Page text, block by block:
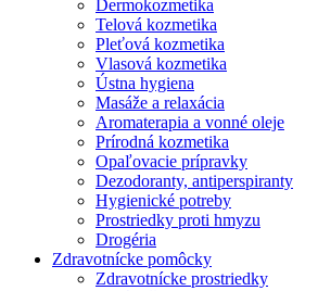
Dermokozmetika
Telová kozmetika
Pleťová kozmetika
Vlasová kozmetika
Ústna hygiena
Masáže a relaxácia
Aromaterapia a vonné oleje
Prírodná kozmetika
Opaľovacie prípravky
Dezodoranty, antiperspiranty
Hygienické potreby
Prostriedky proti hmyzu
Drogéria
Zdravotnícke pomôcky
Zdravotnícke prostriedky